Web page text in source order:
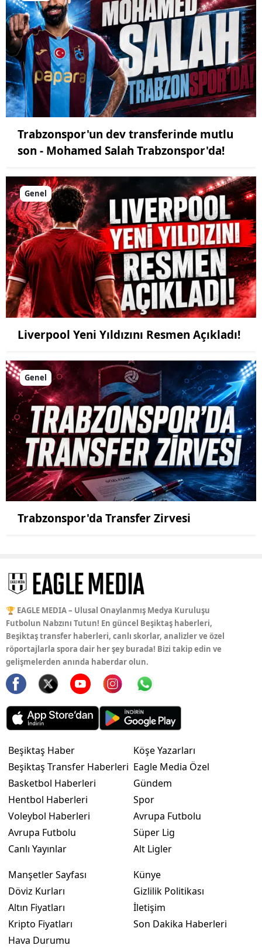
Trabzonspor'un dev transferinde mutlu
son - Mohamed Salah Trabzonspor'da!
Genel
Liverpool Yeni Yıldızını Resmen Açıkladı!
Genel
Trabzonspor'da Transfer Zirvesi
🏆 EAGLE MEDIA – Ulusal Onaylanmış Medya Kuruluşu
Futbolun Nabzını Tutun! En güncel Beşiktaş haberleri,
Beşiktaş transfer haberleri, canlı skorlar, analizler ve özel
röportajlarla spora dair her şey burada! Bizi takip edin ve
gelişmelerden anında haberdar olun.
Beşiktaş Haber
Beşiktaş Transfer Haberleri
Basketbol Haberleri
Hentbol Haberleri
Voleybol Haberleri
Avrupa Futbolu
Canlı Yayınlar
Köşe Yazarları
Eagle Media Özel
Gündem
Spor
Avrupa Futbolu
Süper Lig
Alt Ligler
Manşetler Sayfası
Döviz Kurları
Altın Fiyatları
Kripto Fiyatları
Hava Durumu
Künye
Gizlilik Politikası
İletişim
Son Dakika Haberleri